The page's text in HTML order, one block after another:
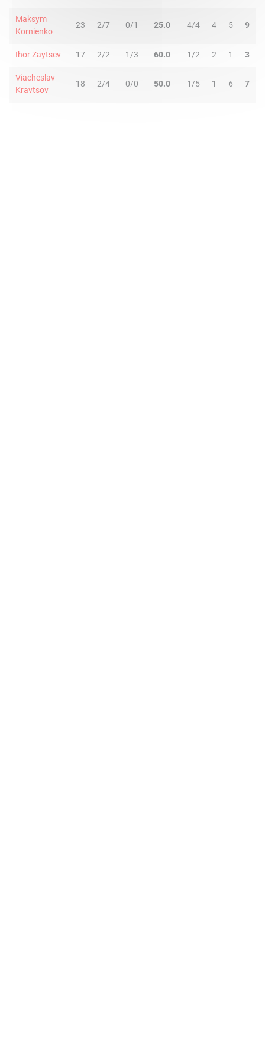
Maksym
Kornienko
23 2/7 0/1 25.0 4/4 4 5 9
Ihor Zaytsev 17 2/2 1/3 60.0 1/2 2 1 3
Viacheslav
Kravtsov
18 2/4 0/0 50.0 1/5 1 6 7